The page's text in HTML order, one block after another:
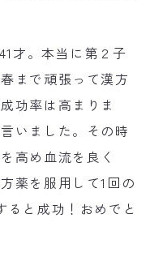
才。本当に第２子
まで頑張って漢方
功率は高まりま
いました。その時
高め血流を良く
薬を服用して1回の
ると成功！おめでと